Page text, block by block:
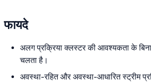
फायदे
अलग प्रक्रिया क्लस्टर की आवश्यकता के
चलता है।
अवस्था-रहित और अवस्था-आधारित स्ट्रीम